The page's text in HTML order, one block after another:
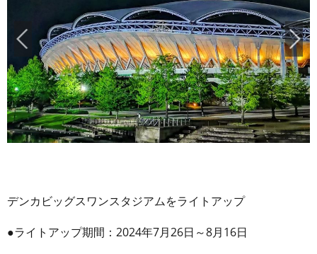
デンカビッグスワンスタジアムをライトアップ
●ライトアップ期間：2024年7月26日～8月16日